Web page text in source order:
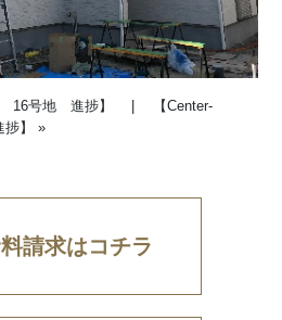
16号地 進捗】
【Center-
】
»
請求はコチラ